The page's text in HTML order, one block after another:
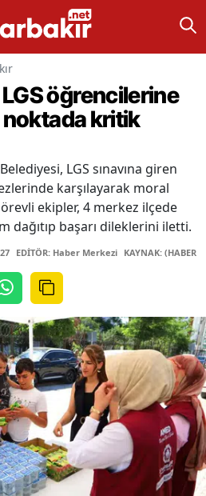
öğrencilerine
kritik
LGS sınavına giren
karşılayarak moral
ekipler, 4 merkez ilçede
dağıtıp başarı dileklerini iletti.
EDİTÖR: Haber Merkezi KAYNAK: (HABER